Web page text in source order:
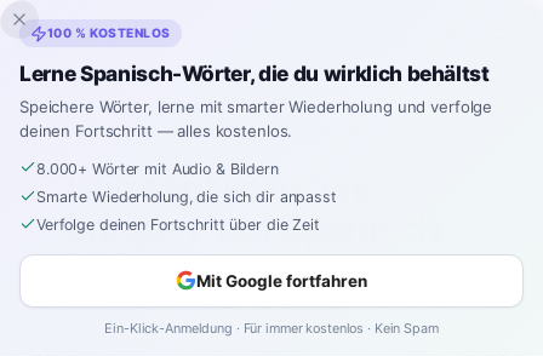
Inklingo
Startseite›Spanisch›German → Spanisch
Wie sagt man "wir
bringen" auf Spanisch
Das spanische Wort für“wir bringen”ist
Niveau
Dies ist ein sehr
100 % KOSTENLOS
Lerne Spanisch-Wörter, die du wirklich behältst
Speichere Wörter, lerne mit smarter Wiederholung und verfolge
deinen Fortschritt — alles kostenlos.
8.000+ Wörter mit Audio & Bildern
Smarte Wiederholung, die sich dir anpasst
Verfolge deinen Fortschritt über die Zeit
Mit Google fortfahren
Ein-Klick-Anmeldung · Für immer kostenlos · Kein Spam